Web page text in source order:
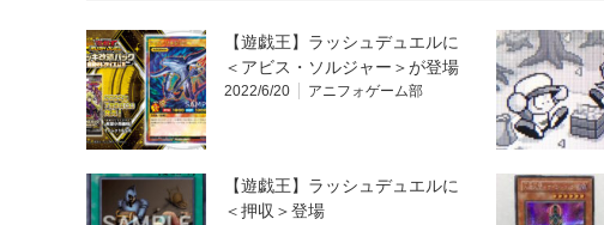
【遊戯王】ラッシュデュエルに
＜アビス・ソルジャー＞が登場
2022/6/20 アニフォゲーム部
【遊戯王】ラッシュデュエルに
＜押収＞登場